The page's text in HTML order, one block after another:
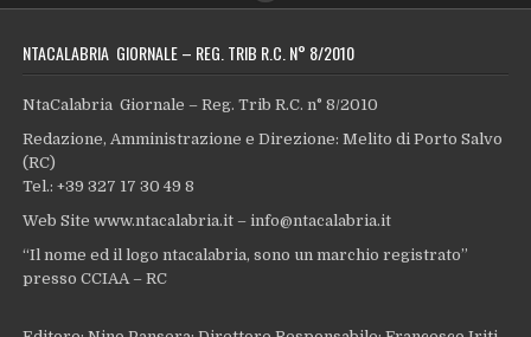
NTACALABRIA GIORNALE – REG. TRIB R.C. N° 8/2010
NtaCalabria Giornale – Reg. Trib R.C. n° 8/2010
Redazione, Amministrazione e Direzione: Melito di Porto Salvo
(RC)
Tel.: +39 327 17 30 49 8
Web Site www.ntacalabria.it – info@ntacalabria.it
“Il nome ed il logo ntacalabria, sono un marchio registrato”
presso CCIAA – RC